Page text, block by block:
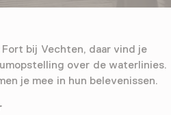
bij Vechten, daar vind je
over de waterlinies.
je mee in hun belevenissen.